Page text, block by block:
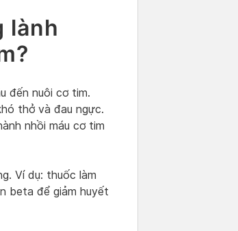
lành
đến nuôi cơ tim.
thở và đau ngực.
nhồi máu cơ tim
Ví dụ: thuốc làm
beta để giảm huyết